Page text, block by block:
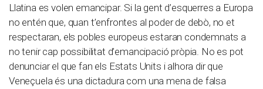
Llatina es volen emancipar. Si la gent d’esquerres a Europa
no entén que, quan t’enfrontes al poder de debò, no et
respectaran, els pobles europeus estaran condemnats a
no tenir cap possibilitat d’emancipació pròpia. No es pot
denunciar el que fan els Estats Units i alhora dir que
Veneçuela és una dictadura com una mena de falsa